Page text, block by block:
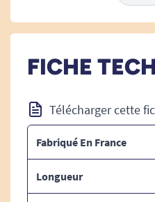
L'assemblage des plis
La composition rend
absorbant ainsi qu'une
déchirement et à l'usure.
Gros plus, la fabrication
FICHE
Télécharger cette
Fabriqué En France
Longueur